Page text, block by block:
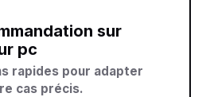
pc
rapides pour adapter
cas précis.